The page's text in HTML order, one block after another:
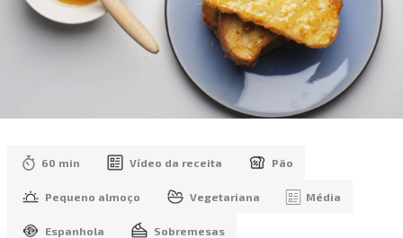
60 min Vídeo da receita Pão
Pequeno almoço Vegetariana Média
Espanhola Sobremesas